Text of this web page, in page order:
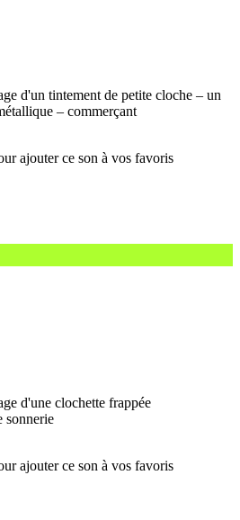
d'un tintement de petite cloche – un
– commerçant
d'une clochette frappée
sonnerie